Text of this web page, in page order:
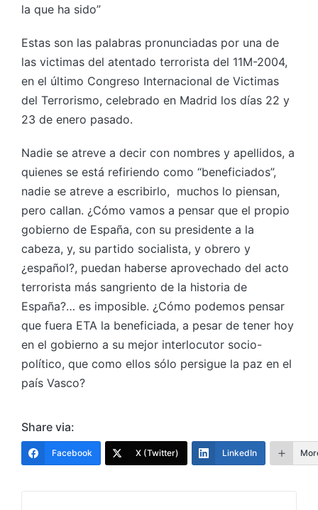
la que ha sido”
Estas son las palabras pronunciadas por una de
las victimas del atentado terrorista del 11M-2004,
en el último Congreso Internacional de Victimas
del Terrorismo, celebrado en Madrid los días 22 y
23 de enero pasado.
Nadie se atreve a decir con nombres y apellidos, a
quienes se está refiriendo como “beneficiados”,
nadie se atreve a escribirlo, muchos lo piensan,
pero callan. ¿Cómo vamos a pensar que el propio
gobierno de España, con su presidente a la
cabeza, y, su partido socialista, y obrero y
¿español?, puedan haberse aprovechado del acto
terrorista más sangriento de la historia de
España?… es imposible. ¿Cómo podemos pensar
que fuera ETA la beneficiada, a pesar de tener hoy
en el gobierno a su mejor interlocutor socio-
político, que como ellos sólo persigue la paz en el
país Vasco?
Share via:
Facebook X (Twitter) LinkedIn